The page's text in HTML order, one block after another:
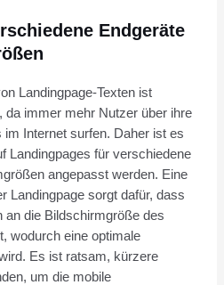
Endgeräte
Landingpage-Texten ist
da immer mehr Nutzer über ihre
im Internet surfen. Daher ist es
Landingpages für verschiedene
angepasst werden. Eine
Landingpage sorgt dafür, dass
an die Bildschirmgröße des
wodurch eine optimale
Es ist ratsam, kürzere
um die mobile